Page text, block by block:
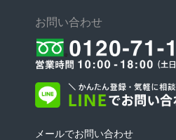
お問い合わせ
メールでお問い合わせ